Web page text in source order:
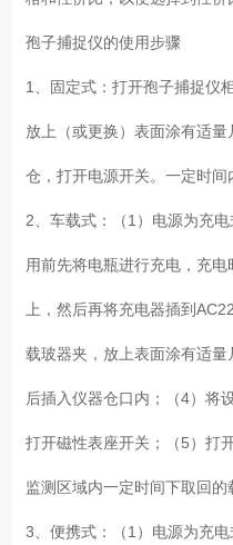
孢子捕捉仪的使用步骤
1、固定式：打开孢子捕捉仪
放上（或更换）表面涂有适
仓，打开电源开关。一定时
2、车载式：（1）电源为充
用前先将电瓶进行充电，充
上，然后再将充电器插到
载玻器夹，放上表面涂有适
后插入仪器仓口内；（4）将
打开磁性表座开关；（5）打
监测区域内一定时间下取回
3、便携式：（1）电源为充